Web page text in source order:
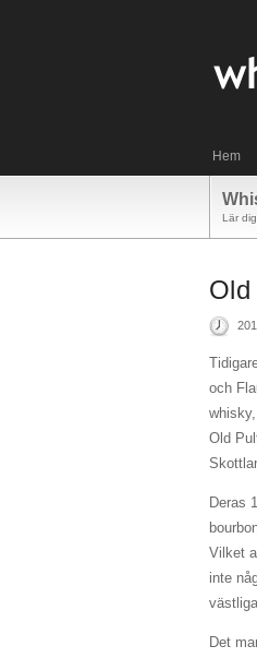
Hem
Lär
och
Old
Deras
Vilket
inte
Det